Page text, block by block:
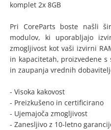
komplet 2x 8GB
Pri CoreParts boste našli
modulov, ki uporabljajo
zmogljivost kot vaši izvirni
in kapacitetah, proizvedene
in zaupanja vrednih
- Visoka kakovost
- Preizkušeno in certificirano
- Ujemajoča zmogljivost
- Zanesljivo z 10-letno